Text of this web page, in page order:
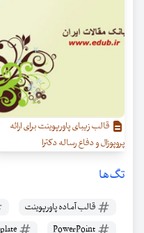
قالب زیبای پاورپوینت برای ارائه
پروپوزال و دفاع رساله دکترا
تگ‌ها
قالب آماده پاورپوینت